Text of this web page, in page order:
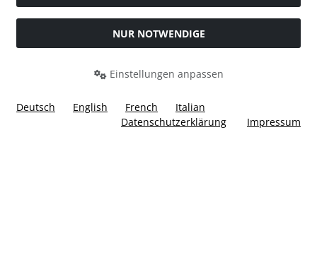
WiderrufsformularNUR NOTWENDIGE
Einstellungen anpassen
Deutsch English French
Italian
Datenschutzerklärung
Impressum